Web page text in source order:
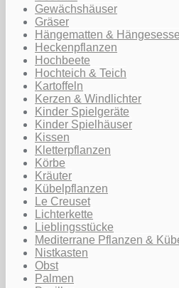
Gewächshäuser
Gräser
Hängematten & Hängesessel
Heckenpflanzen
Hochbeete
Hochteich & Teich
Kartoffeln
Kerzen & Windlichter
Kinder Spielgeräte
Kinder Spielhäuser
Kissen
Kletterpflanzen
Körbe
Kräuter
Kübelpflanzen
Le Creuset
Lichterkette
Lieblingsstücke
Mediterrane Pflanzen &
Nistkasten
Obst
Palmen